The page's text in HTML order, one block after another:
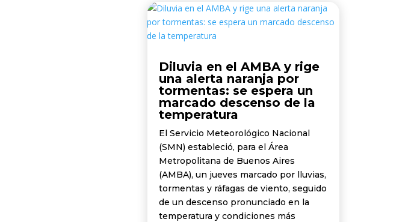
Diluvia en el AMBA y rige
una alerta naranja por
tormentas: se espera un
marcado descenso de la
temperatura
El Servicio Meteorológico Nacional
(SMN) estableció, para el Área
Metropolitana de Buenos Aires
(AMBA), un jueves marcado por lluvias,
tormentas y ráfagas de viento, seguido
de un descenso pronunciado en la
temperatura y condiciones más